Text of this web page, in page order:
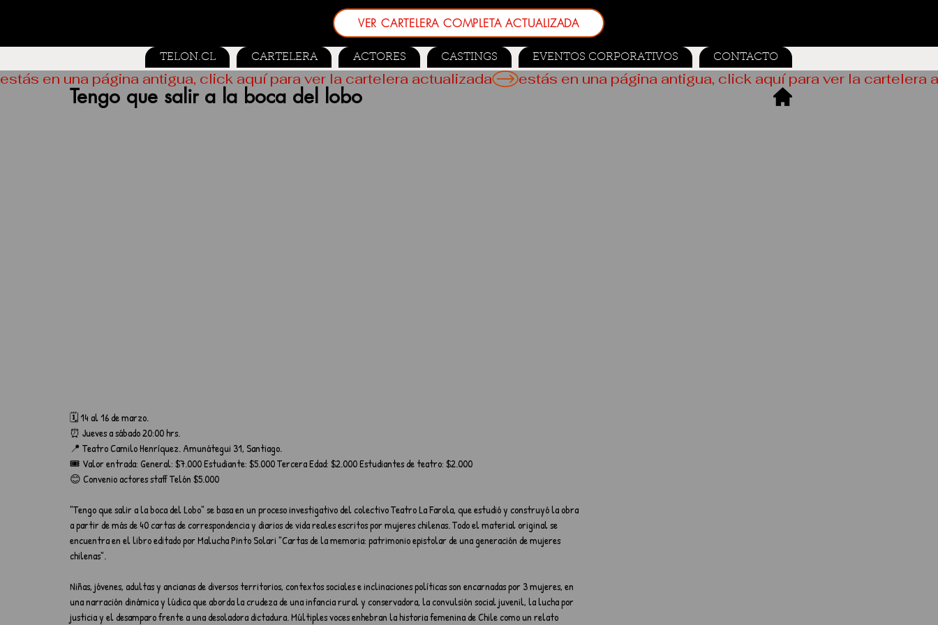
VER CARTELERA COMPLETA ACTUALIZADA
TELON.CL CARTELERA ACTORES CASTINGS EVENTOS CORPORATIVOS CONTACTO
Tengo que salir a la boca del lobo
🗓️ 14 al 16 de marzo.
⏰ Jueves a sábado 20:00 hrs.
📍 Teatro Camilo Henríquez. Amunátegui 31, Santiago.
🎟️ Valor entrada: General: $7.000 Estudiante: $5.000 Tercera Edad: $2.000 Estudiantes de teatro: $2.000
"Tengo que salir a la boca del Lobo" se basa en un proceso investigativo del colectivo Teatro La Farola, que estudió y construyó la obra
a partir de más de 40 cartas de correspondencia y diarios de vida reales escritos por mujeres chilenas. Todo el material original se
encuentra en el libro editado por Malucha Pinto Solari "Cartas de la memoria: patrimonio epistolar de una generación de mujeres
chilenas".
Niñas, jóvenes, adultas y ancianas de diversos territorios, contextos sociales e inclinaciones políticas son encarnadas por 3 mujeres, en
una narración dinámica y lúdica que aborda la crudeza de una infancia rural y conservadora, la convulsión social juvenil, la lucha por
justicia y el desamparo frente a una desoladora dictadura. Múltiples voces enhebran la historia femenina de Chile como un relato
estás en una página antigua, click aquí para ver la cartelera actualizada